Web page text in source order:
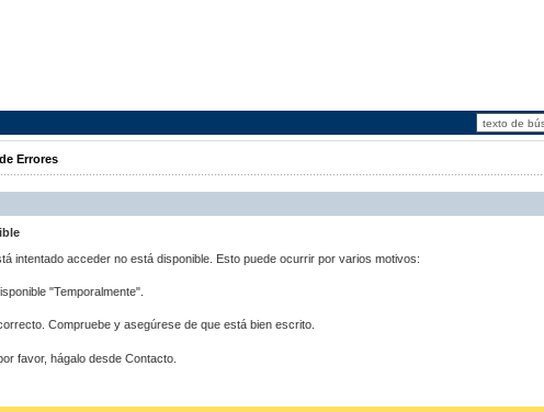
Errores
intentado acceder no está disponible. Esto puede ocurrir por varios motivos:
"Temporalmente".
Compruebe y asegúrese de que está bien escrito.
favor, hágalo desde Contacto.